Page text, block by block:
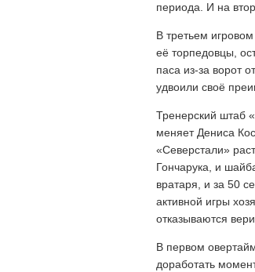
периода. И на
В третьем
её торпедовцы,
паса из-за ворот
удвоили своё
Тренерский штаб
меняет Дениса
«Северстали»
Гончарука, и
вратаря, и за 50
активной игры
отказываются
В первом
доработать